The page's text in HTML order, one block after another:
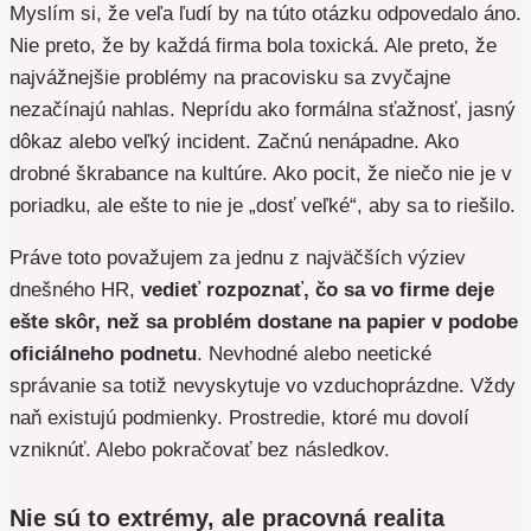
Myslím si, že veľa ľudí by na túto otázku odpovedalo áno.
Nie preto, že by každá firma bola toxická. Ale preto, že
najvážnejšie problémy na pracovisku sa zvyčajne
nezačínajú nahlas. Neprídu ako formálna sťažnosť, jasný
dôkaz alebo veľký incident. Začnú nenápadne. Ako
drobné škrabance na kultúre. Ako pocit, že niečo nie je v
poriadku, ale ešte to nie je „dosť veľké“, aby sa to riešilo.
Práve toto považujem za jednu z najväčších výziev
dnešného HR, vedieť rozpoznať, čo sa vo firme deje
ešte skôr, než sa problém dostane na papier v podobe
oficiálneho podnetu. Nevhodné alebo neetické
správanie sa totiž nevyskytuje vo vzduchoprázdne. Vždy
naň existujú podmienky. Prostredie, ktoré mu dovolí
vzniknúť. Alebo pokračovať bez následkov.
Nie sú to extrémy, ale pracovná realita